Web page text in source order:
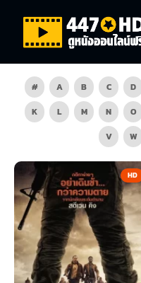
# A B C D
K
L M N O
V
W
HD